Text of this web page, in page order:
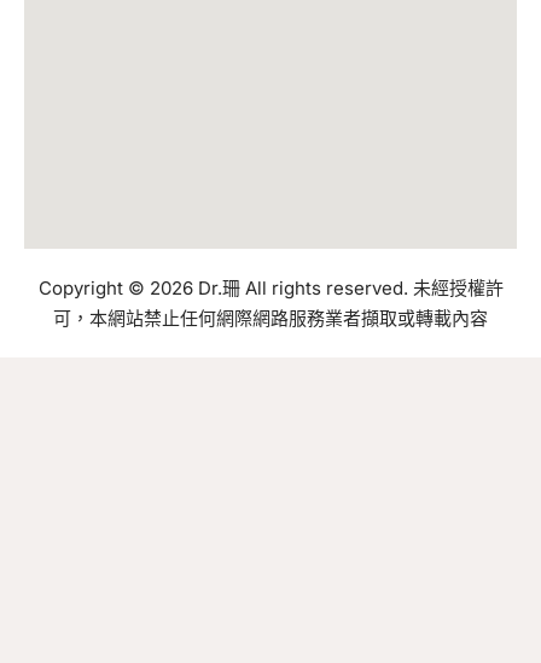
Copyright © 2026 Dr.珊 All rights reserved. 未經授權許
可，本網站禁止任何網際網路服務業者擷取或轉載內容